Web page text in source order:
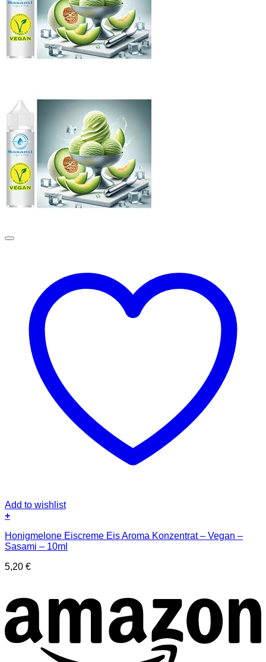
Add to wishlist
+
Honigmelone Eiscreme Eis Aroma Konzentrat – Vegan –
Sasami – 10ml
5,20 €